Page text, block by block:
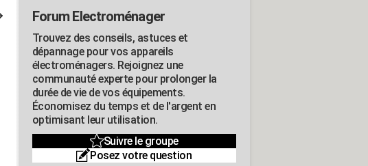
Forum Electroménager
Trouvez des conseils, astuces et
dépannage pour vos appareils
électroménagers. Rejoignez une
communauté experte pour prolonger la
durée de vie de vos équipements.
Économisez du temps et de l'argent en
optimisant leur utilisation.
Suivre le groupe
Posez votre question